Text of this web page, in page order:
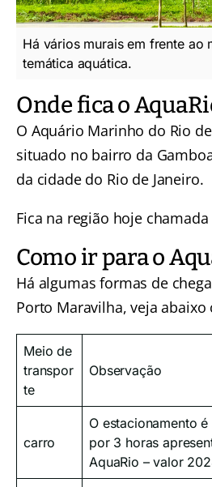
Há vários murais em frente ao
temática aquática.
Onde fica o
O Aquário Marinho do Rio
situado no bairro da
da cidade do Rio de Janeiro.
Fica na região hoje
Como ir para o
Há algumas formas de
Porto Maravilha, veja abaixo
Meio de
transpor
te
Observação
carro
O estacionamento
por 3 horas
AquaRio – valor